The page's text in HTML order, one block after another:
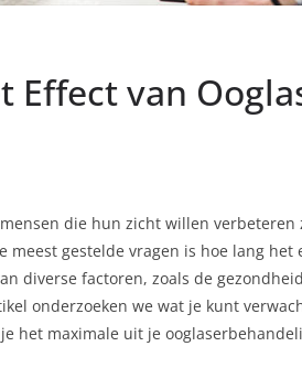
Effect van
die hun zicht willen
meest gestelde vragen is hoe lang
diverse factoren, zoals de
onderzoeken we wat je kunt
het maximale uit je